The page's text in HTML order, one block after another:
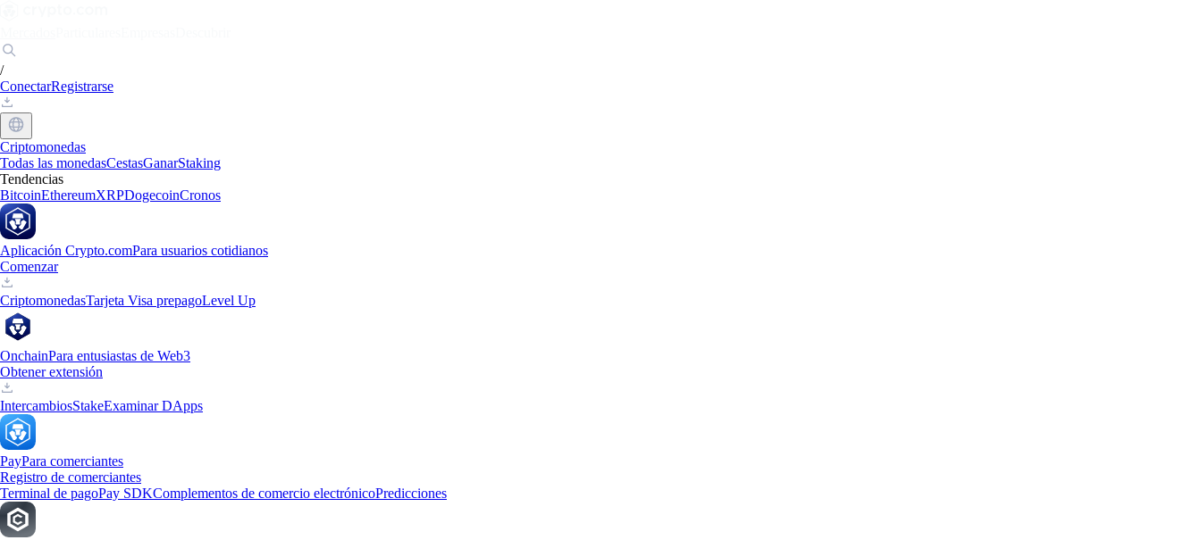
/
ConectarRegistrarse
Criptomonedas
Todas las monedasCestasGanarStaking
Tendencias
BitcoinEthereumXRPDogecoinCronos
Aplicación Crypto.comPara usuarios cotidianos
Comenzar
CriptomonedasTarjeta Visa prepagoLevel Up
OnchainPara entusiastas de Web3
Obtener extensión
IntercambiosStakeExaminar DApps
PayPara comerciantes
Registro de comerciantes
Terminal de pagoPay SDKComplementos de comercio electrónicoPredicciones